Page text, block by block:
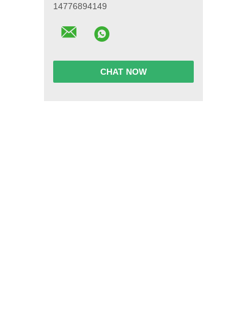
14776894149
CHAT NOW